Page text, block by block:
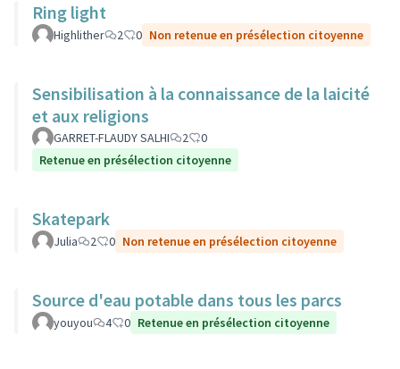
Ring light
Highlither 2 0 Non retenue en présélection citoyenne
Sensibilisation à la connaissance de la laicité
et aux religions
GARRET-FLAUDY SALHI 2
0
Retenue en présélection citoyenne
Skatepark
Julia 2 0 Non retenue en présélection citoyenne
Source d'eau potable dans tous les parcs
youyou 4 0 Retenue en présélection citoyenne